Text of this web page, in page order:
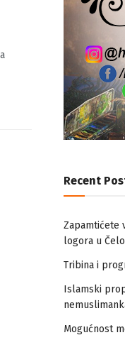
Recent
Zapamtićete
logora u
Islamski
Zašto